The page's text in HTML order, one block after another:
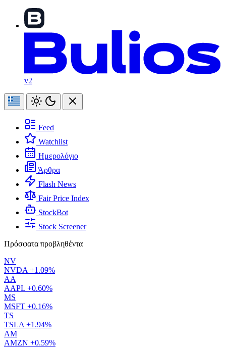
v2
Feed
Watchlist
Ημερολόγιο
Άρθρα
Flash News
Fair Price Index
StockBot
Stock Screener
Πρόσφατα προβληθέντα
NV
NVDA +1.09%
AA
AAPL +0.60%
MS
MSFT +0.16%
TS
TSLA +1.94%
AM
AMZN +0.59%